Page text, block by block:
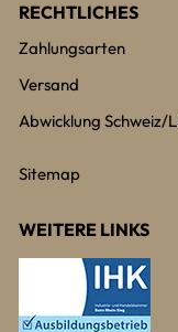
RECHTLICHES
Zahlungsarten
Versand
Abwicklung Schweiz/
Sitemap
WEITERE LINKS